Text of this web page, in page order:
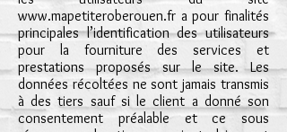
www.mapetiteroberouen.fr a pour finalités
principales l’identification des utilisateurs
pour la fourniture des services et
prestations proposés sur le site. Les
données récoltées ne sont jamais transmis
à des tiers sauf si le client a donné son
consentement préalable et ce sous